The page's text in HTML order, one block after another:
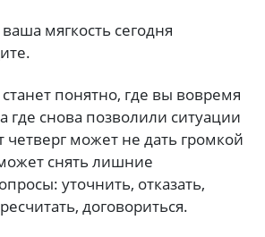
ваша мягкость сегодня
понятно, где вы вовремя
где снова позволили ситуации
четверг может не дать громкой
снять лишние
уточнить, отказать,
договориться.